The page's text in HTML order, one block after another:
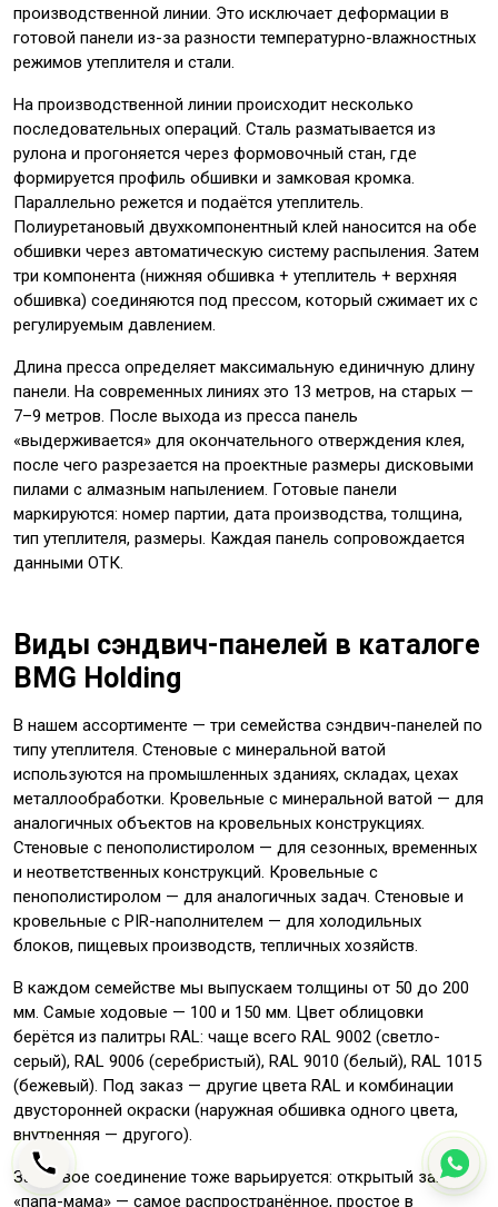
производственной линии. Это исключает деформации в
готовой панели из-за разности температурно-влажностных
режимов утеплителя и стали.
На производственной линии происходит несколько
последовательных операций. Сталь разматывается из
рулона и прогоняется через формовочный стан, где
формируется профиль обшивки и замковая кромка.
Параллельно режется и подаётся утеплитель.
Полиуретановый двухкомпонентный клей наносится на обе
обшивки через автоматическую систему распыления. Затем
три компонента (нижняя обшивка + утеплитель + верхняя
обшивка) соединяются под прессом, который сжимает их с
регулируемым давлением.
Длина пресса определяет максимальную единичную длину
панели. На современных линиях это 13 метров, на старых —
7–9 метров. После выхода из пресса панель
«выдерживается» для окончательного отверждения клея,
после чего разрезается на проектные размеры дисковыми
пилами с алмазным напылением. Готовые панели
маркируются: номер партии, дата производства, толщина,
тип утеплителя, размеры. Каждая панель сопровождается
данными ОТК.
Виды сэндвич-панелей в каталоге
BMG Holding
В нашем ассортименте — три семейства сэндвич-панелей по
типу утеплителя. Стеновые с минеральной ватой
используются на промышленных зданиях, складах, цехах
металлообработки. Кровельные с минеральной ватой — для
аналогичных объектов на кровельных конструкциях.
Стеновые с пенополистиролом — для сезонных, временных
и неответственных конструкций. Кровельные с
пенополистиролом — для аналогичных задач. Стеновые и
кровельные с PIR-наполнителем — для холодильных
блоков, пищевых производств, тепличных хозяйств.
В каждом семействе мы выпускаем толщины от 50 до 200
мм. Самые ходовые — 100 и 150 мм. Цвет облицовки
берётся из палитры RAL: чаще всего RAL 9002 (светло-
серый), RAL 9006 (серебристый), RAL 9010 (белый), RAL 1015
(бежевый). Под заказ — другие цвета RAL и комбинации
двусторонней окраски (наружная обшивка одного цвета,
внутренняя — другого).
Замковое соединение тоже варьируется: открытый замок
«папа-мама» — самое распространённое, простое в